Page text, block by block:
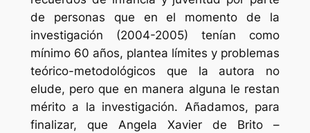
de personas que en el momento de la
investigación (2004-2005) tenían como
mínimo 60 años, plantea límites y problemas
teórico-metodológicos que la autora no
elude, pero que en manera alguna le restan
mérito a la investigación. Añadamos, para
finalizar, que Angela Xavier de Brito –